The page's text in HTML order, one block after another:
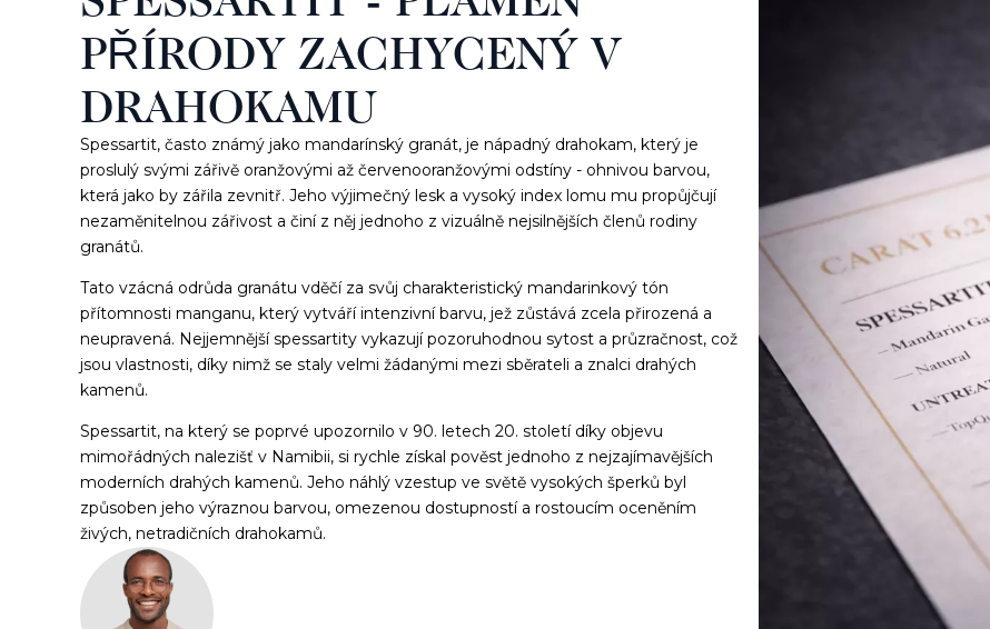
PŘÍRODY ZACHYCENÝ V
DRAHOKAMU
Spessartit, často známý jako mandarínský granát, je nápadný drahokam, který je
proslulý svými zářivě oranžovými až červenooranžovými odstíny - ohnivou barvou,
která jako by zářila zevnitř. Jeho výjimečný lesk a vysoký index lomu mu propůjčují
nezaměnitelnou zářivost a činí z něj jednoho z vizuálně nejsilnějších členů rodiny
granátů.
Tato vzácná odrůda granátu vděčí za svůj charakteristický mandarinkový tón
přítomnosti manganu, který vytváří intenzivní barvu, jež zůstává zcela přirozená a
neupravená. Nejjemnější spessartity vykazují pozoruhodnou sytost a průzračnost, což
jsou vlastnosti, díky nimž se staly velmi žádanými mezi sběrateli a znalci drahých
kamenů.
Spessartit, na který se poprvé upozornilo v 90. letech 20. století díky objevu
mimořádných nalezišť v Namibii, si rychle získal pověst jednoho z nejzajímavějších
moderních drahých kamenů. Jeho náhlý vzestup ve světě vysokých šperků byl
způsoben jeho výraznou barvou, omezenou dostupností a rostoucím oceněním
živých, netradičních drahokamů.